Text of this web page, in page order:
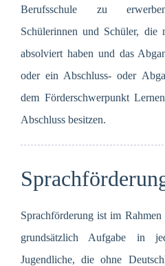
Berufsschule zu
Schülerinnen und Schüler, die
absolviert haben und das
oder ein Abschluss- oder
dem Förderschwerpunkt
Abschluss besitzen.
Sprachförderung ist im
grundsätzlich Aufgabe in
Jugendliche, die ohne